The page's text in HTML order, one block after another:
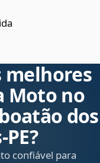
melhores
Moto no
dos
confiável para